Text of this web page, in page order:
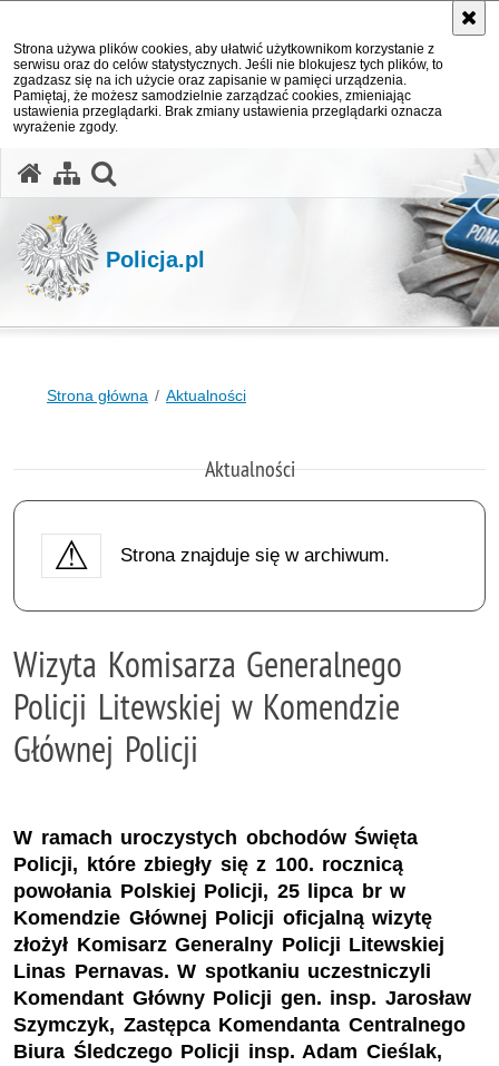
Strona używa plików cookies, aby ułatwić użytkownikom korzystanie z
serwisu oraz do celów statystycznych. Jeśli nie blokujesz tych plików, to
zgadzasz się na ich użycie oraz zapisanie w pamięci urządzenia.
Pamiętaj, że możesz samodzielnie zarządzać cookies, zmieniając
ustawienia przeglądarki. Brak zmiany ustawienia przeglądarki oznacza
wyrażenie zgody.
Policja.pl
Strona główna Aktualności
Aktualności
Strona znajduje się w archiwum.
Wizyta Komisarza Generalnego
Policji Litewskiej w Komendzie
Głównej Policji
W ramach uroczystych obchodów Święta
Policji, które zbiegły się z 100. rocznicą
powołania Polskiej Policji, 25 lipca br w
Komendzie Głównej Policji oficjalną wizytę
złożył Komisarz Generalny Policji Litewskiej
Linas Pernavas. W spotkaniu uczestniczyli
Komendant Główny Policji gen. insp. Jarosław
Szymczyk, Zastępca Komendanta Centralnego
Biura Śledczego Policji insp. Adam Cieślak,